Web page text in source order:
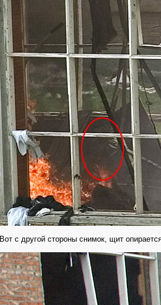
Вот с другой стороны снимок, щит